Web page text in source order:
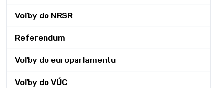
Voľby do NRSR
Referendum
Voľby do europarlamentu
Voľby do VÚC